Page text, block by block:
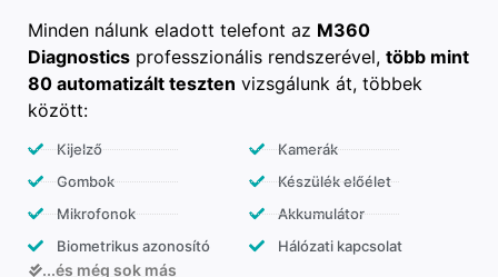
Minden nálunk eladott telefont az M360
Diagnostics professzionális rendszerével, több mint
80 automatizált teszten vizsgálunk át, többek
között:
Kijelző
Gombok
Mikrofonok
Biometrikus azonosító
Kamerák
Készülék előélet
Akkumulátor
Hálózati kapcsolat
...és még sok más